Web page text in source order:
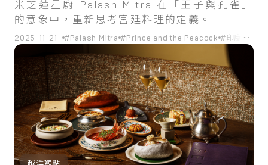
歷史與王朝的味蕾導賞
米芝蓮星廚 Palash Mitra 在「王子與孔雀」
的意象中，重新思考宮廷料理的定義。
2025-11-21 #Palash Mitra #Prince and the Peacock #印度菜
...